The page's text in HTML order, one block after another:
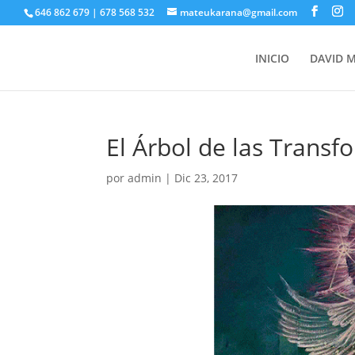
646 862 679 | 678 568 532 mateukarana@gmail.com
INICIO DAVID
El Árbol de las
poradmin | Dic 23, 2017